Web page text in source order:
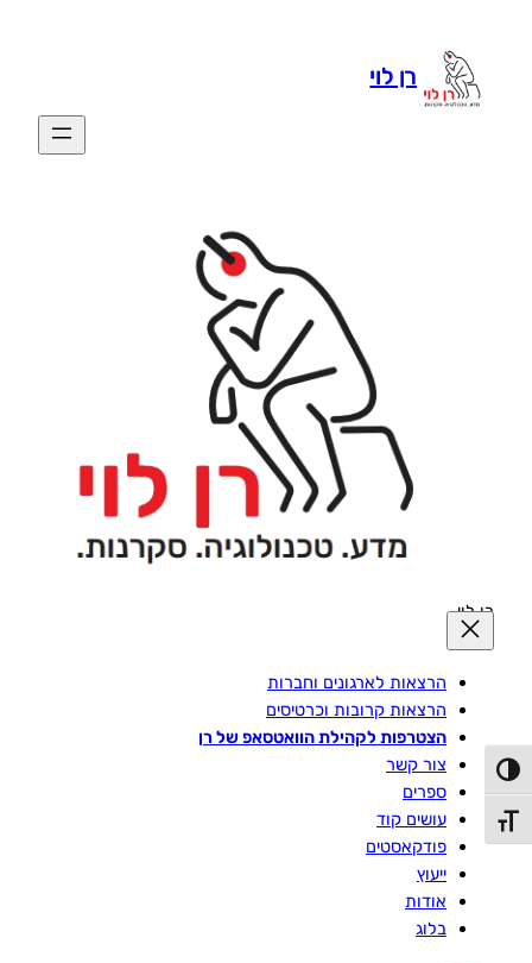
הפעל/כבה ניגודיות גבוהה
מתג גודל גופן
רן לוי
רן לוי
הרצאות לארגונים וחברות
הרצאות קרובות וכרטיסים
הצטרפות לקהילת הוואטסאפ של רן
צור קשר
ספרים
עושים קוד
פודקאסטים
ייעוץ
אודות
בלוג